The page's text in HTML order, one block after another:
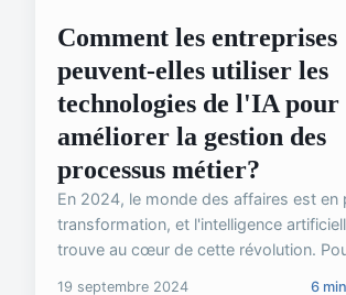
Comment les entreprises
peuvent-elles utiliser les
technologies de l'IA pour
améliorer la gestion des
processus métier?
En 2024, le monde des affaires est en
transformation, et l'intelligence
trouve au cœur de cette révolution.
19 septembre 2024 6